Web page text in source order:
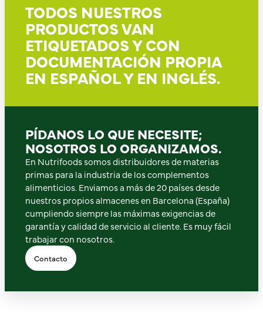
TODOS NUESTROS
PRODUCTOS VAN
ETIQUETADOS Y CON
DOCUMENTACIÓN PROPIA
EN ESPAÑOL Y EN INGLÉS.
PÍDANOS LO QUE NECESITE;
NOSOTROS LO ORGANIZAMOS.
En Nutrifoods somos distribuidores de materias
primas para la industria de los complementos
alimenticios. Enviamos a más de 20 países desde
nuestros propios almacenes en Barcelona (España)
cumpliendo siempre las máximas exigencias de
garantía y calidad de servicio al cliente. Es muy fácil
trabajar con nosotros.
Contacto